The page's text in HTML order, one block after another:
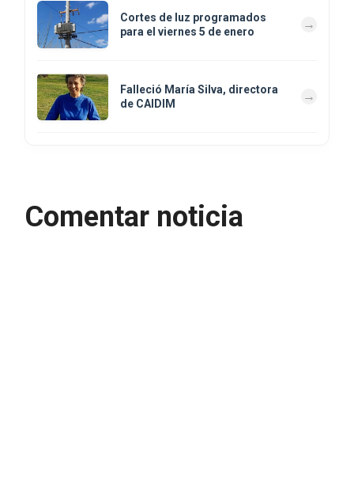
Cortes de luz programados
para el viernes 5 de enero
Falleció María Silva, directora
de CAIDIM
Comentar noticia